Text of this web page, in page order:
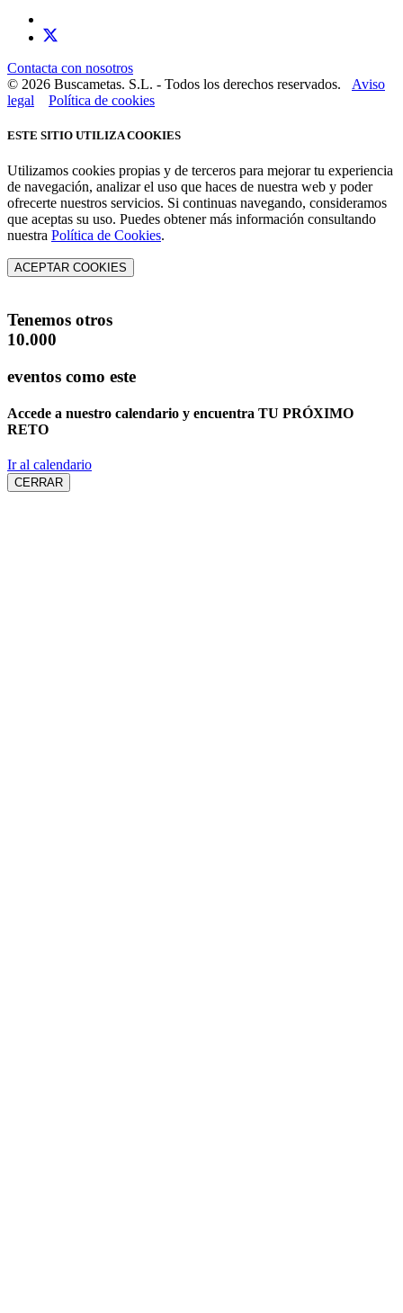
Contacta con nosotros
© 2026 Buscametas. S.L. - Todos los derechos reservados. Aviso
legal
Política de cookies
ESTE SITIO UTILIZA COOKIES
Utilizamos cookies propias y de terceros para mejorar tu experiencia
de navegación, analizar el uso que haces de nuestra web y poder
ofrecerte nuestros servicios. Si continuas navegando, consideramos
que aceptas su uso. Puedes obtener más información consultando
nuestra Política de Cookies.
ACEPTAR COOKIES
Tenemos otros
10.000
eventos como este
Accede a nuestro calendario y encuentra TU PRÓXIMO
RETO
Ir al calendario
CERRAR